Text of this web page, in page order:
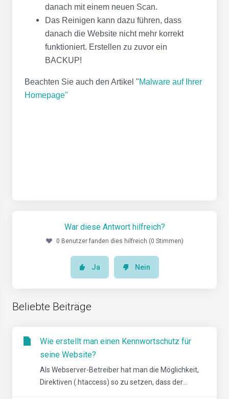
danach mit einem neuen Scan.
Das Reinigen kann dazu führen, dass
danach die Website nicht mehr korrekt
funktioniert. Erstellen zu zuvor ein
BACKUP!
Beachten Sie auch den Artikel "Malware auf Ihrer
Homepage"
War diese Antwort hilfreich?
0 Benutzer fanden dies hilfreich (0 Stimmen)
Ja Nein
Beliebte Beiträge
Wie erstellt man einen Kennwortschutz für
seine Website?
Als Webserver-Betreiber hat man die Möglichkeit,
Direktiven (.htaccess) so zu setzen, dass der...